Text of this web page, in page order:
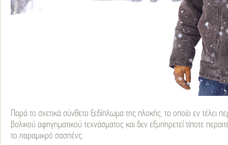
Παρά το σχετικά σύνθετο ξεδίπλωμα της πλοκής, το οποίο εν τέλει
βολικού αφηγηματικού τεχνάσματος και δεν εξυπηρετεί τίποτε
το παραμικρό σασπένς.